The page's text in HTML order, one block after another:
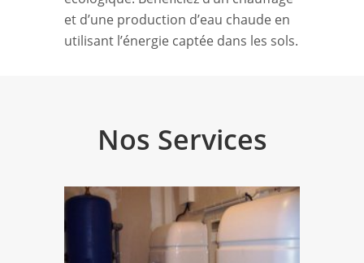
et d’une production d’eau chaude en
utilisant l’énergie captée dans les sols.
Nos Services